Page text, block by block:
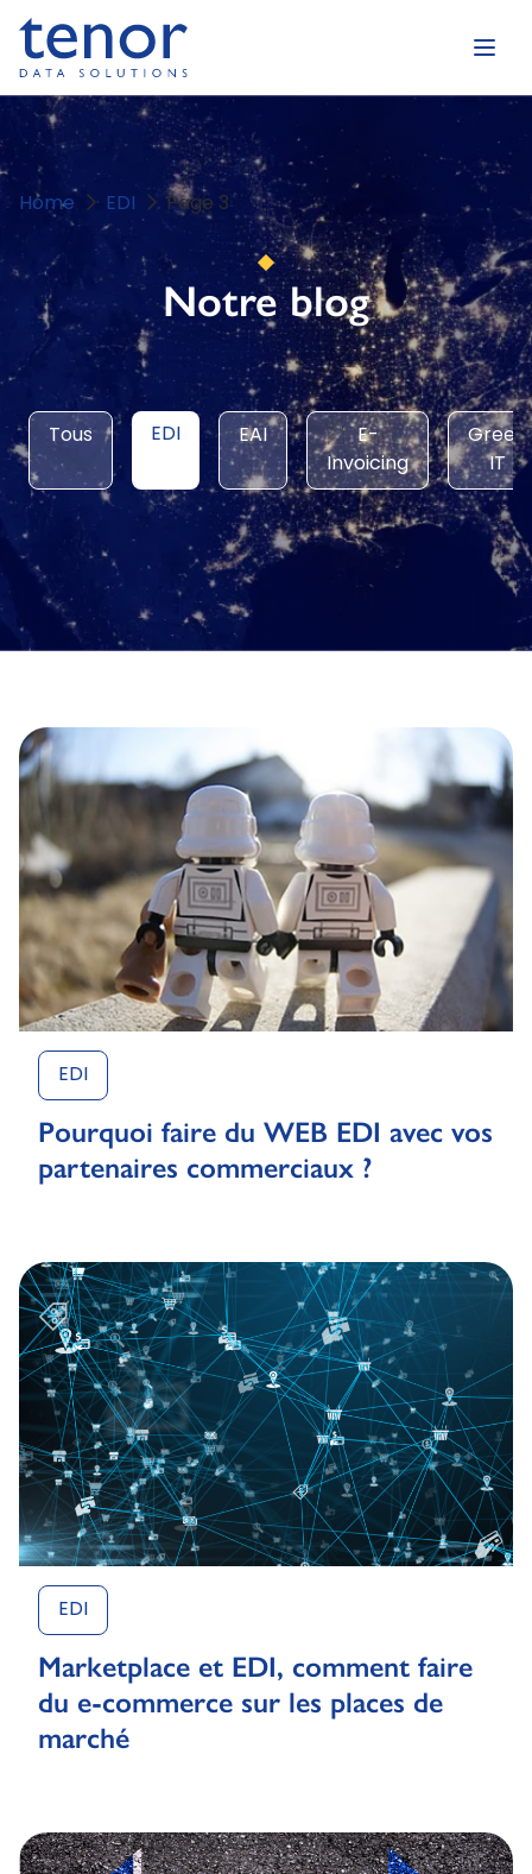
Home EDI Page 3
Notre blog
Tous EDI EAI
E-
Invoicing
Green
IT
EDI
Pourquoi faire du WEB EDI avec vos
partenaires commerciaux ?
EDI
Marketplace et EDI, comment faire
du e-commerce sur les places de
marché